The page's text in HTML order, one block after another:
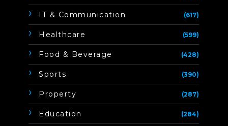
IT & Communication (617)
Healthcare (599)
Food & Beverage (428)
Sports (390)
Property (287)
Education (284)